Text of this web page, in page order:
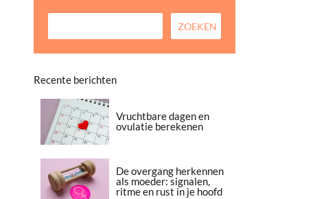
Recente berichten
Vruchtbare dagen en
ovulatie berekenen
De overgang herkennen
als moeder: signalen,
ritme en rust in je hoofd